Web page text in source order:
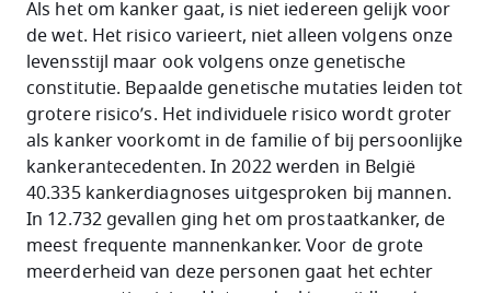
Als het om kanker gaat, is niet iedereen gelijk voor
de wet. Het risico varieert, niet alleen volgens onze
levensstijl maar ook volgens onze genetische
constitutie. Bepaalde genetische mutaties leiden tot
grotere risico’s. Het individuele risico wordt groter
als kanker voorkomt in de familie of bij persoonlijke
kankerantecedenten. In 2022 werden in België
40.335 kankerdiagnoses uitgesproken bij mannen.
In 12.732 gevallen ging het om prostaatkanker, de
meest frequente mannenkanker. Voor de grote
meerderheid van deze personen gaat het echter